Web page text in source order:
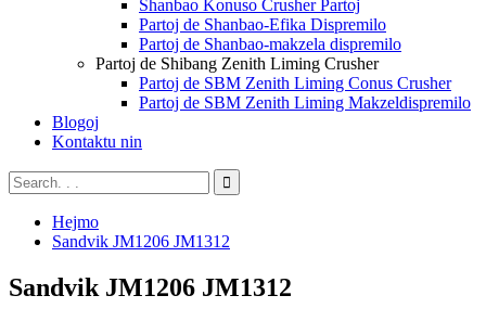
Shanbao Konuso Crusher Partoj
Partoj de Shanbao-Efika Dispremilo
Partoj de Shanbao-makzela dispremilo
Partoj de Shibang Zenith Liming Crusher
Partoj de SBM Zenith Liming Conus Crusher
Partoj de SBM Zenith Liming Makzeldispremilo
Blogoj
Kontaktu nin
Hejmo
Sandvik JM1206 JM1312
Sandvik JM1206 JM1312